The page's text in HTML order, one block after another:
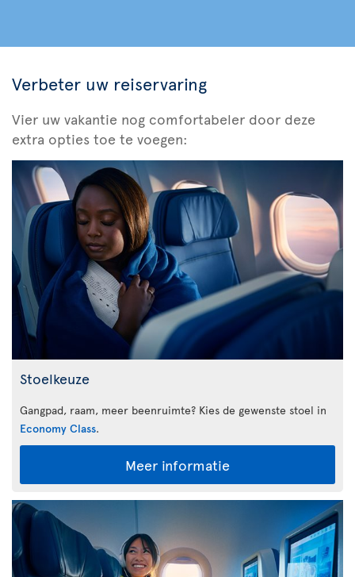
Verbeter uw reiservaring
Vier uw vakantie nog comfortabeler door deze
extra opties toe te voegen:
Stoelkeuze
Gangpad, raam, meer beenruimte? Kies de gewenste stoel in
Economy Class.
Meer informatie